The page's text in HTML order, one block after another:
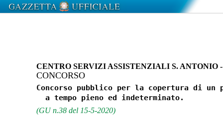
CENTRO SERVIZI ASSISTENZIALI S.
CONCORSO
Concorso pubblico per la copertura di un
(GU n.38 del 15-5-2020)